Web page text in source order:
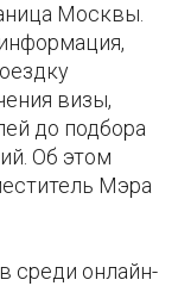
Москвы.
визы,
до подбора
Об этом
Мэра
среди онлайн-